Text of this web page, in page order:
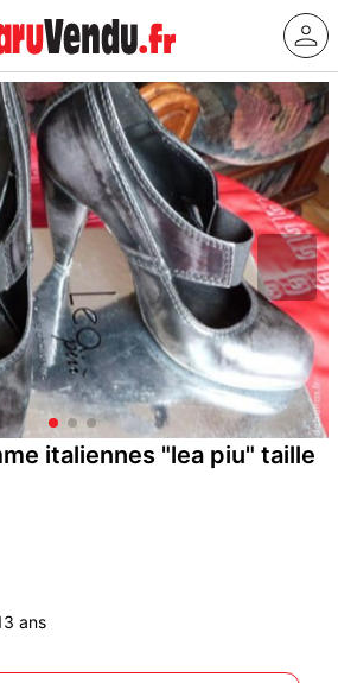
italiennes "lea piu" taille
ans